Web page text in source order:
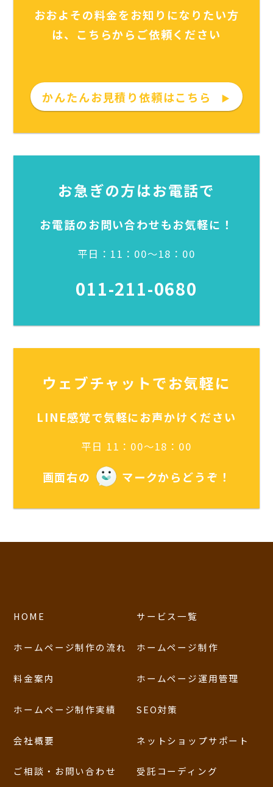
おおよその料金をお知りになりたい方
は、こちらからご依頼ください
かんたんお見積り依頼はこちら ▶
お急ぎの方はお電話で
お電話のお問い合わせもお気軽に！
平日：11：00～18：00
011-211-0680
ウェブチャットでお気軽に
LINE感覚で気軽にお声かけください
平日 11：00～18：00
画面右の マークからどうぞ！
HOME
ホームページ制作の流れ
料金案内
ホームページ制作実績
会社概要
ご相談・お問い合わせ
サービス一覧
ホームページ制作
ホームページ運用管理
SEO対策
ネットショップサポート
受託コーディング